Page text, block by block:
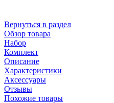
Вернуться в раздел
Обзор товара
Набор
Комплект
Описание
Характеристики
Аксессуары
Отзывы
Похожие товары